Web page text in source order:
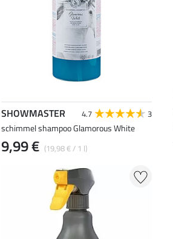
SHOWMASTER 4.7 3
schimmel shampoo Glamorous White
9,99 € (19,98 € / 1 l)